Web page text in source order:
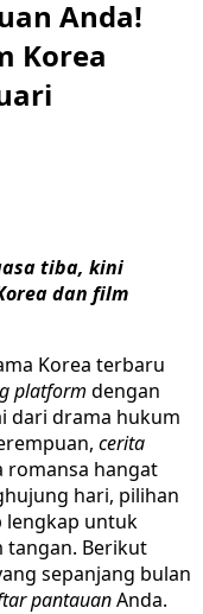
Anda!
Korea
tiba, kini
dan film
Korea terbaru
platform dengan
dari drama hukum
cerita
romansa hangat
hari, pilihan
lengkap untuk
tangan. Berikut
sepanjang bulan
pantauanAnda.